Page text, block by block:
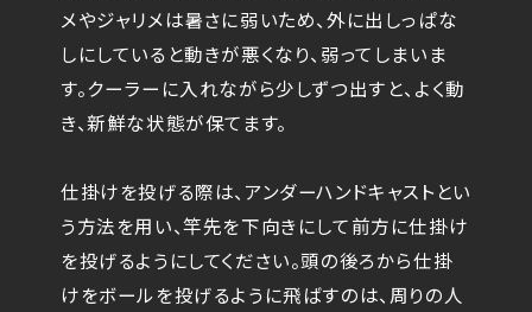
メやジャリメは暑さに弱いため、外に出しっぱな
しにしていると動きが悪くなり、弱ってしまいま
す。クーラーに入れながら少しずつ出すと、よく動
き、新鮮な状態が保てます。
仕掛けを投げる際は、アンダーハンドキャストとい
う方法を用い、竿先を下向きにして前方に仕掛け
を投げるようにしてください。頭の後ろから仕掛
けをボールを投げるように飛ばすのは、周りの人